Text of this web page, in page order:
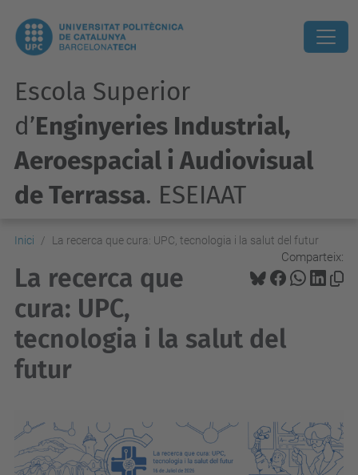
Escola Superior
d’Enginyeries Industrial,
Aeroespacial i Audiovisual
de Terrassa. ESEIAAT
Inici La recerca que cura: UPC, tecnologia i la salut del futur
Comparteix:
La recerca que
cura: UPC,
tecnologia i la salut del
futur